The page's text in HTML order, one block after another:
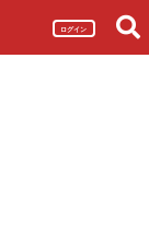
ログイン